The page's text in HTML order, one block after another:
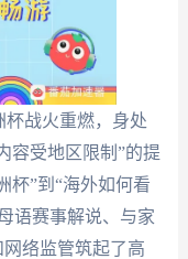
战火重燃，身处
容受地区限制”的提
杯”到“海外如何看
语赛事解说、与家
络监管筑起了高